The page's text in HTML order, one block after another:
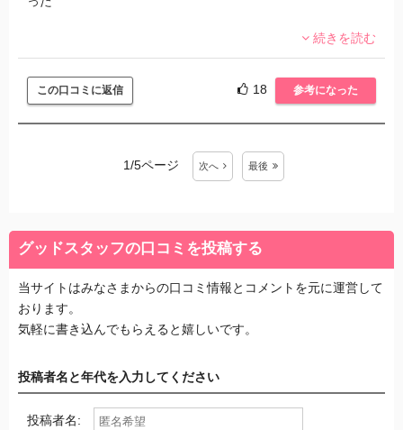
人事や昇給しても前の会社より圧倒的に少なくより時間と労
力を失うほんとに酷い目にあったから騙されないよう気をつ
けて！
続きを読む
この口コミに返信 18 参考になった
1/5ページ 次へ 最後
グッドスタッフの口コミを投稿する
当サイトはみなさまからの口コミ情報とコメントを元に運営して
おります。
気軽に書き込んでもらえると嬉しいです。
投稿者名と年代を入力してください
投稿者名: